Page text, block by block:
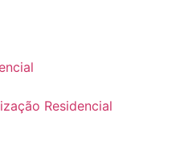
Residencial